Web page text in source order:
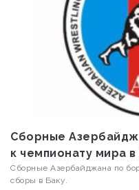
Сборные
к чемпионату мира в
Сборные Азербайджана по
сборы в Баку.